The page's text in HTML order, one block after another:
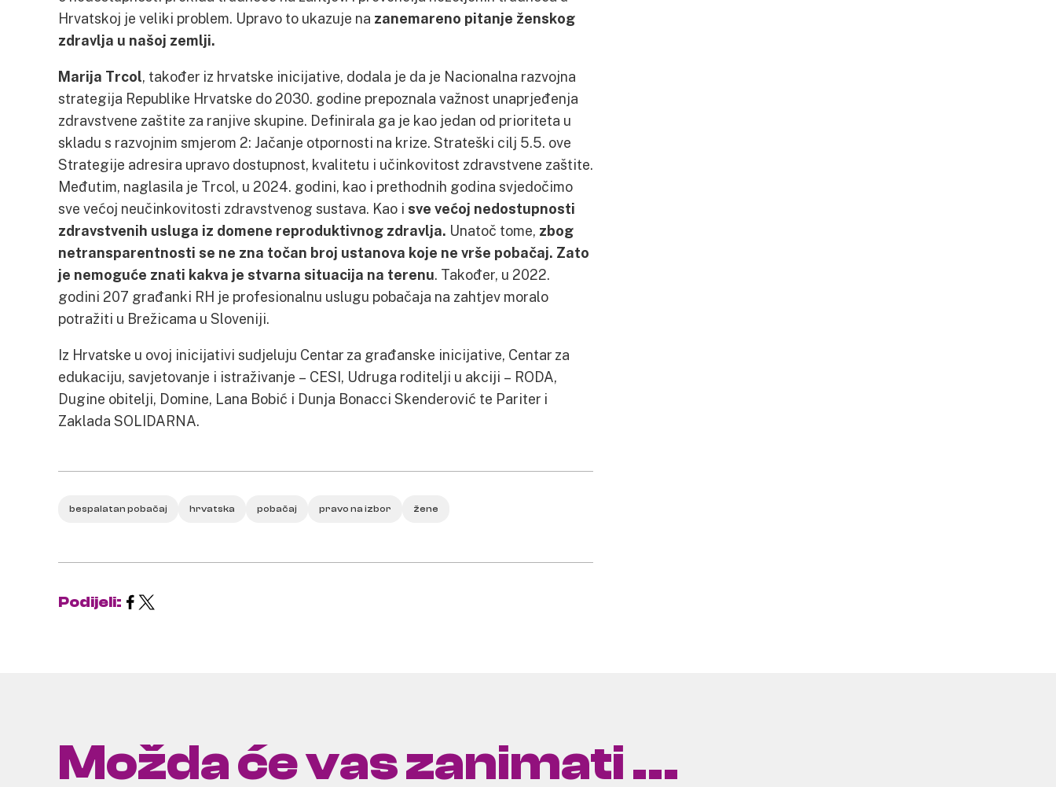
Hrvatskoj je veliki problem. Upravo to ukazuje na zanemareno pitanje ženskog
zdravlja u našoj zemlji.
Marija Trcol, također iz hrvatske inicijative, dodala je da je Nacionalna razvojna
strategija Republike Hrvatske do 2030. godine prepoznala važnost unaprjeđenja
zdravstvene zaštite za ranjive skupine. Definirala ga je kao jedan od prioriteta u
skladu s razvojnim smjerom 2: Jačanje otpornosti na krize. Strateški cilj 5.5. ove
Strategije adresira upravo dostupnost, kvalitetu i učinkovitost zdravstvene zaštite.
Međutim, naglasila je Trcol, u 2024. godini, kao i prethodnih godina svjedočimo
sve većoj neučinkovitosti zdravstvenog sustava. Kao i sve većoj nedostupnosti
zdravstvenih usluga iz domene reproduktivnog zdravlja. Unatoč tome, zbog
netransparentnosti se ne zna točan broj ustanova koje ne vrše pobačaj. Zato
je nemoguće znati kakva je stvarna situacija na terenu. Također, u 2022.
godini 207 građanki RH je profesionalnu uslugu pobačaja na zahtjev moralo
potražiti u Brežicama u Sloveniji.
Iz Hrvatske u ovoj inicijativi sudjeluju Centar za građanske inicijative, Centar za
edukaciju, savjetovanje i istraživanje – CESI, Udruga roditelji u akciji – RODA,
Dugine obitelji, Domine, Lana Bobić i Dunja Bonacci Skenderović te Pariter i
Zaklada SOLIDARNA.
bespalatan pobačaj hrvatska pobačaj pravo na izbor žene
Podijeli:
Možda će vas zanimati ...